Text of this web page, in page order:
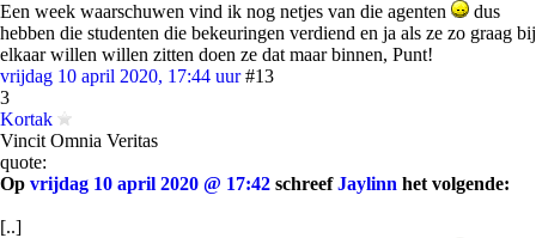
Een week waarschuwen vind ik nog netjes van die agenten
dus
hebben die studenten die bekeuringen verdiend en ja als ze zo graag bij
elkaar willen willen zitten doen ze dat maar binnen, Punt!
vrijdag 10 april 2020, 17:44 uur #13
3
Kortak
Vincit Omnia Veritas
quote:
Op vrijdag 10 april 2020 @ 17:42 schreefJaylinn het volgende:
[..]